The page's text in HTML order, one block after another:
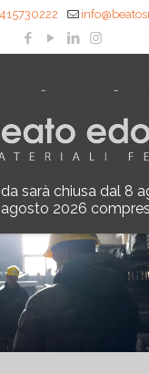
sarà chiusa dal 8
2026